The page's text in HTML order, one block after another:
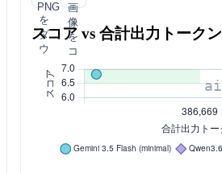
PNG
を
ダ
ウ
ロ
ー
画
像
を
コ
ピ
ー
スコア vs 合計出力トークン